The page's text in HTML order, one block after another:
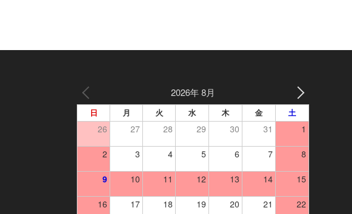
2026年 8月
日 月 火 水 木 金 土
26 27 28 29 30 31 1
2 3 4 5 6 7 8
9 10 11 12 13 14 15
16 17 18 19 20 21 22